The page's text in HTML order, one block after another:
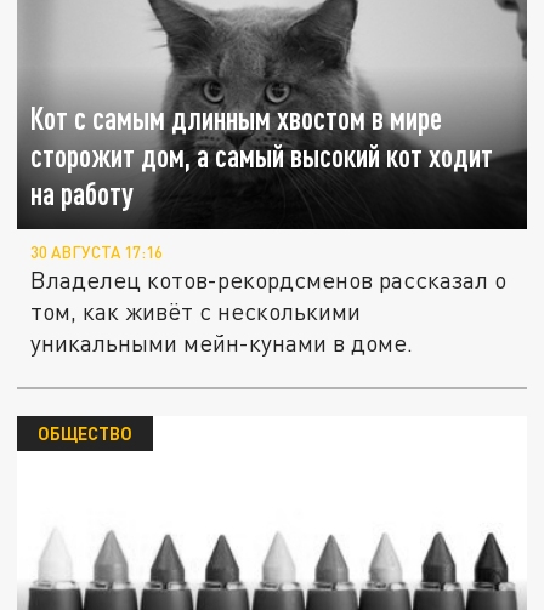
Кот с самым длинным хвостом в мире
сторожит дом, а самый высокий кот ходит
на работу
30 АВГУСТА 17:16
Владелец котов-рекордсменов рассказал о
том, как живёт с несколькими
уникальными мейн-кунами в доме.
ОБЩЕСТВО